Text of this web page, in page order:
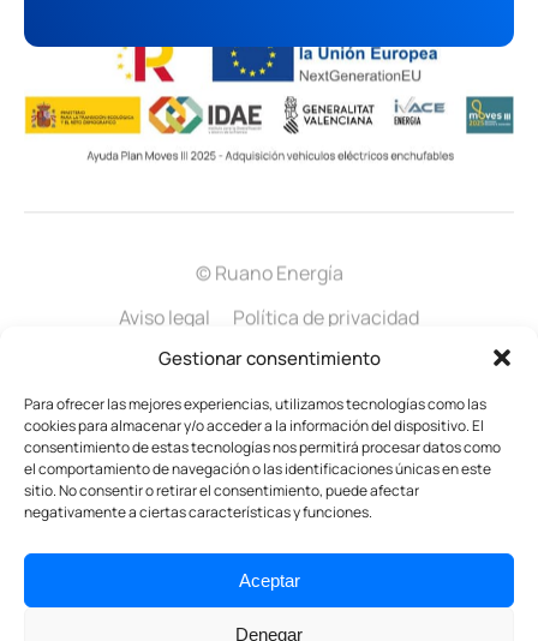
Gestionar consentimiento
Para ofrecer las mejores experiencias, utilizamos tecnologías como las
cookies para almacenar y/o acceder a la información del dispositivo. El
consentimiento de estas tecnologías nos permitirá procesar datos como
el comportamiento de navegación o las identificaciones únicas en este
sitio. No consentir o retirar el consentimiento, puede afectar
negativamente a ciertas características y funciones.
Aceptar
Denegar
© Ruano Energía
Aviso legal
Política de privacidad
Política de cookies Política gestión integral
Certificado LOPD